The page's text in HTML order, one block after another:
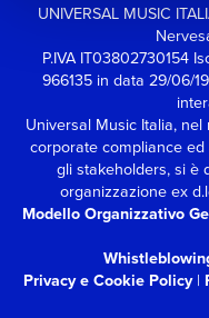
UNIVERSAL MUSIC
P.IVA IT03802730154
966135 in data 29/06/
Universal Music Italia,
corporate compliance
gli stakeholders, si è
organizzazione ex
Modello Organizzativo
Privacy e Cookie Policy|